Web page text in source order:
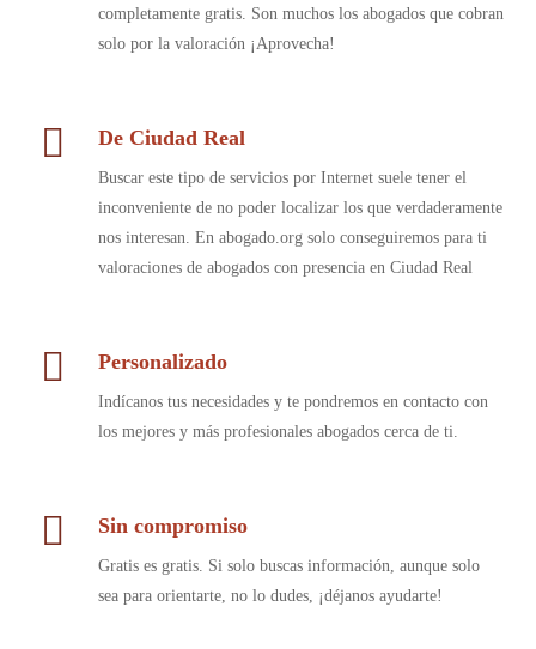
completamente gratis. Son muchos los abogados que cobran
solo por la valoración ¡Aprovecha!
De Ciudad Real
Buscar este tipo de servicios por Internet suele tener el
inconveniente de no poder localizar los que verdaderamente
nos interesan. En abogado.org solo conseguiremos para ti
valoraciones de abogados con presencia en Ciudad Real
Personalizado
Indícanos tus necesidades y te pondremos en contacto con
los mejores y más profesionales abogados cerca de ti.
Sin compromiso
Gratis es gratis. Si solo buscas información, aunque solo
sea para orientarte, no lo dudes, ¡déjanos ayudarte!